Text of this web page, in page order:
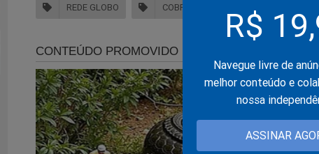
R$
Navegue livre de
melhor conteúdo e
nossa
ASSINAR
PT perde o sono com novo
REDE GLOBO COBRA